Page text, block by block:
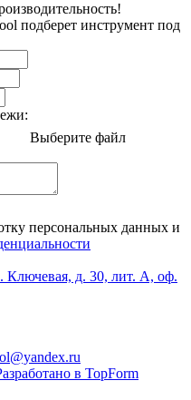
подберет инструмент под
Выберите файл
персональных данных и
д. 30, лит. А, оф.
в TopForm